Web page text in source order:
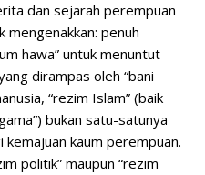
dan sejarah perempuan
mengenakkan: penuh
hawa” untuk menuntut
dirampas oleh “bani
“rezim Islam” (baik
bukan satu-satunya
kaum perempuan.
politik” maupun “rezim